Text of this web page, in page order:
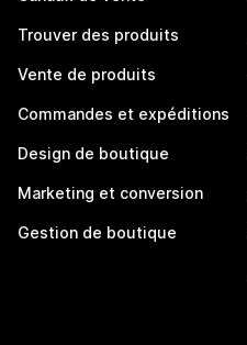
Trouver des produits
Vente de produits
Commandes et expéditions
Design de boutique
Marketing et conversion
Gestion de boutique